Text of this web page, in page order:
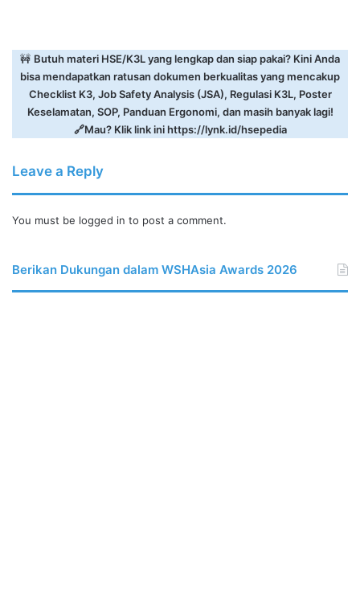
🚧 Butuh materi HSE/K3L yang lengkap dan siap pakai? Kini Anda
bisa mendapatkan ratusan dokumen berkualitas yang mencakup
Checklist K3, Job Safety Analysis (JSA), Regulasi K3L, Poster
Keselamatan, SOP, Panduan Ergonomi, dan masih banyak lagi!
🔗Mau? Klik link inihttps://lynk.id/hsepedia
Leave a Reply
You must be logged in to post a comment.
Berikan Dukungan dalam WSHAsia Awards 2026